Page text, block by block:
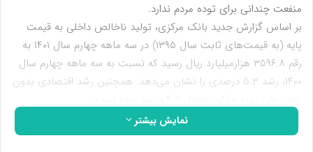
منفعت چندانی برای توده‌ مردم ندارد.
بر اساس گزارش جدید بانک مرکزی، تولید ناخالص داخلی به قیمت
پایه (به قیمت‌های ثابت سال ۱۳۹۵) در سه ماهه چهارم سال ۱۴۰۱ به
رقم ۳۵۹۶.۸ هزارمیلیارد ریال رسید که نسبت به سه ماهه چهارم سال
۱۴۰۰، رشد ۵.۳ درصدی را نشان می‌دهد. همچنین رشد اقتصادی بدون
بررسی وضعیت سرمایه‌گذاری در بخش‌های مختلف اقتصادی هم مبین
نمایش بیشتر